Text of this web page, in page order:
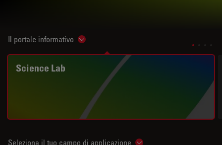
Il portale informativo Show subnavigation
Science Lab
Seleziona il tuo campo di applicazione